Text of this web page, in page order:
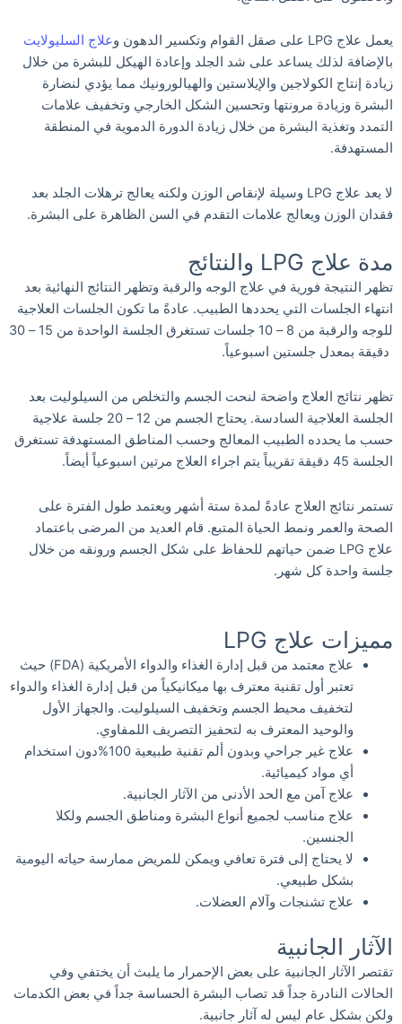
يعمل علاج LPG على صقل القوام وتكسير الدهون و
علاج السليولايت
بالإضافة لذلك يساعد على شد الجلد وإعادة الهيكل للبشرة من خلال
زيادة إنتاج الكولاجين والإيلاستين والهيالورونيك مما يؤدي لنضارة
البشرة وزيادة مرونتها وتحسين الشكل الخارجي وتخفيف علامات
التمدد وتغذية البشرة من خلال زيادة الدورة الدموية في المنطقة
المستهدفة.
لا يعد علاج LPG وسيلة لإنقاص الوزن ولكنه يعالج ترهلات الجلد بعد
فقدان الوزن ويعالج علامات التقدم في السن الظاهرة على البشرة.
مدة علاج LPG والنتائج
تظهر النتيجة فورية في علاج الوجه والرقبة وتظهر النتائج النهائية بعد
انتهاء الجلسات التي يحددها الطبيب. عادةً ما تكون الجلسات العلاجية
للوجه والرقبة من 8 – 10 جلسات تستغرق الجلسة الواحدة من 15 – 30
دقيقة بمعدل جلستين اسبوعياً.
تظهر نتائج العلاج واضحة لنحت الجسم والتخلص من السيلوليت بعد
الجلسة العلاجية السادسة. يحتاج الجسم من 12 – 20 جلسة علاجية
حسب ما يحدده الطبيب المعالج وحسب المناطق المستهدفة تستغرق
الجلسة 45 دقيقة تقريباً يتم اجراء العلاج مرتين اسبوعياً أيضاً.
تستمر نتائج العلاج عادةً لمدة ستة أشهر ويعتمد طول الفترة على
الصحة والعمر ونمط الحياة المتبع. قام العديد من المرضى باعتماد
علاج LPG ضمن حياتهم للحفاظ على شكل الجسم ورونقه من خلال
جلسة واحدة كل شهر.
مميزات علاج LPG
علاج معتمد من قبل إدارة الغذاء والدواء الأمريكية (FDA) حيث
تعتبر أول تقنية معترف بها ميكانيكياً من قبل إدارة الغذاء والدواء
لتخفيف محيط الجسم وتخفيف السيلوليت. والجهاز الأول
والوحيد المعترف به لتحفيز التصريف اللمفاوي.
علاج غير جراحي وبدون ألم تقنية طبيعية 100%دون استخدام
أي مواد كيميائية.
علاج آمن مع الحد الأدنى من الآثار الجانبية.
علاج مناسب لجميع أنواع البشرة ومناطق الجسم ولكلا
الجنسين.
لا يحتاج إلى فترة تعافي ويمكن للمريض ممارسة حياته اليومية
بشكل طبيعي.
علاج تشنجات وآلام العضلات.
الآثار الجانبية
تقتصر الآثار الجانبية على بعض الإحمرار ما يلبث أن يختفي وفي
الحالات النادرة جداً قد تصاب البشرة الحساسة جداً في بعض الكدمات
ولكن بشكل عام ليس له آثار جانبية.